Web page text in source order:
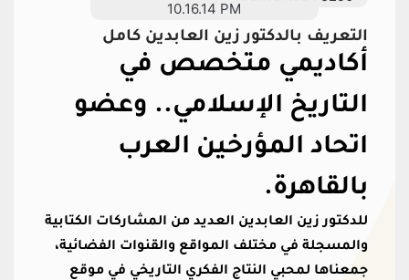
التعريف بالدكتور زين العابدين كامل
أكاديمي متخصص في
التاريخ الإسلامي.. وعضو
اتحاد المؤرخين العرب
بالقاهرة.
للدكتور زين العابدين العديد من المشاركات الكتابية
والمسجلة في مختلف المواقع والقنوات الفضائية،
جمعناها لمحبي النتاج الفكري التاريخي في موقع